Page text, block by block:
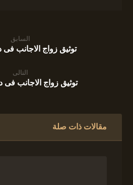
السابق
توثيق زواج الاجانب فى
التالى
توثيق زواج الاجانب فى
مقالات ذات صلة